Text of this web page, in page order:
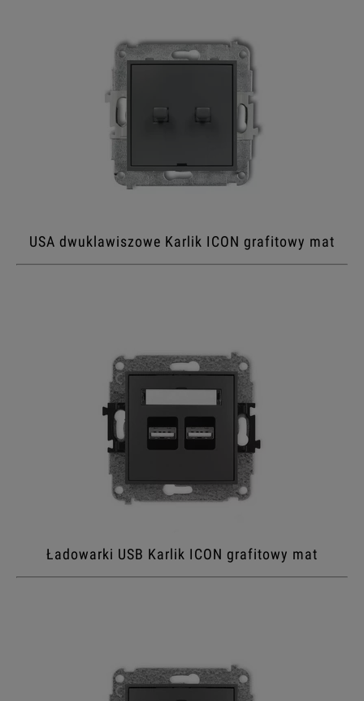
USA dwuklawiszowe Karlik ICON grafitowy mat
Ładowarki USB Karlik ICON grafitowy mat